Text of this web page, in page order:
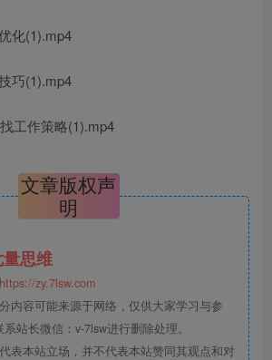
化(1).mp4
巧(1).mp4
工作策略(1).mp4
文章版权声
明
思维
https://zy.7lsw.com
内容可能来源于网络，仅供大家学习与参
站长微信：v-7lsw进行删除处理。
表本站立场，并不代表本站赞同其观点和对